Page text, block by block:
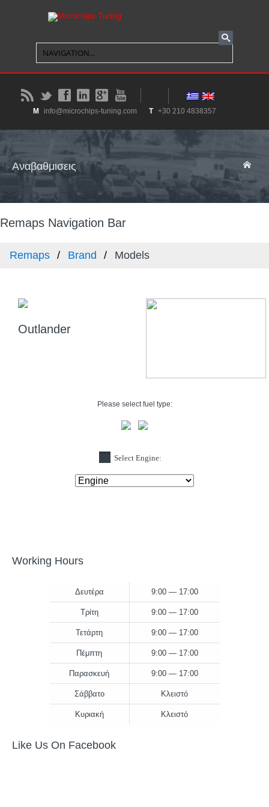
B t f l g y
M info@microchips-tuning.com T +30 210 4838357
Αναβαθμισεις
Remaps Navigation Bar
Remaps Brand Models
Outlander
Please select fuel type:
Select Engine:
Working Hours
Δευτέρα 9:00 — 17:00
Τρίτη 9:00 — 17:00
Τετάρτη 9:00 — 17:00
Πέμπτη 9:00 — 17:00
Παρασκευή 9:00 — 17:00
Σάββατο Κλειστό
Κυριακή Κλειστό
Like Us On Facebook